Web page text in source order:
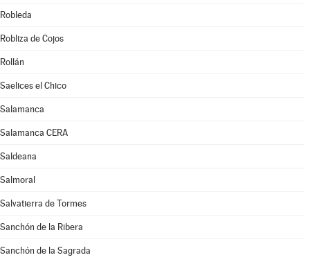
Robleda
Robliza de Cojos
Rollán
Saelices el Chico
Salamanca
Salamanca CERA
Saldeana
Salmoral
Salvatierra de Tormes
Sanchón de la Ribera
Sanchón de la Sagrada